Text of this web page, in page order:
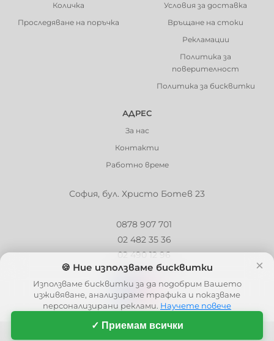
Количка
Проследяване на поръчка
Условия за доставка
Връщане на стоки
Рекламации
Политика за
поверителност
Политика за бисквитки
АДРЕС
За нас
Контакти
Работно време
София, бул. Христо Ботев 23
0878 907 701
02 482 35 36
02 490 12 96
info@barbaron.bg
×
🍪 Ние използваме бисквитки
Използваме бисквитки за да подобрим Вашето
изживяване, анализираме трафика и показваме
персонализирани реклами. Научете повече
✓ Приемам всички